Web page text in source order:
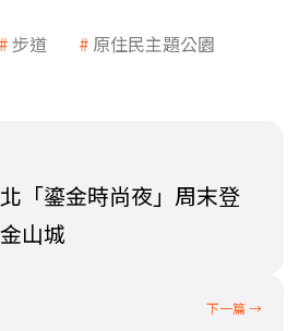
步道
原住民主題公園
「鎏金時尚夜」周末登
山城